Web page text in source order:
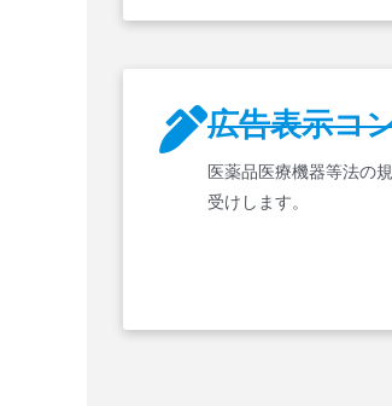
広告表示コ
医薬品医療機器等法の
受けします。